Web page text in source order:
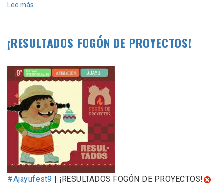
Lee más
¡RESULTADOS FOGÓN DE PROYECTOS!
#Ajayufest9 | ¡RESULTADOS FOGÓN DE PROYECTOS!